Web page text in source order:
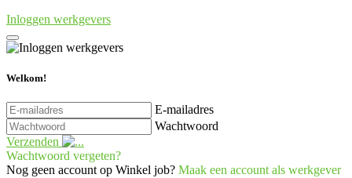
Inloggen werkgevers
Welkom!
E-mailadres
Wachtwoord
Verzenden
Wachtwoord vergeten?
Nog geen account op Winkel job? Maak een account als werkgever